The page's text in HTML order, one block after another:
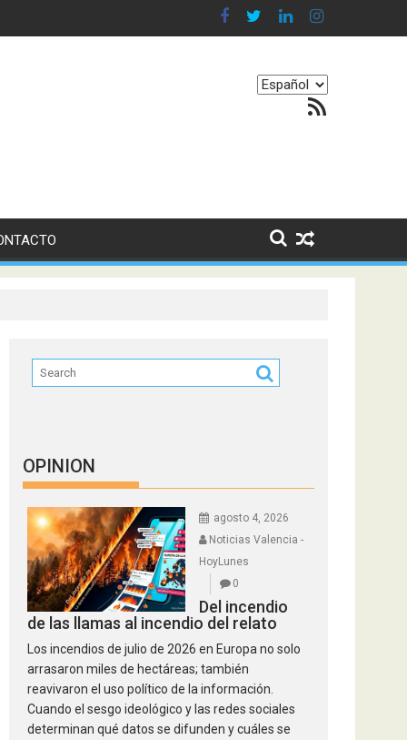
nuestro equilibrio emocional
Elegir
Feed RSS
OPINION
agosto 4, 2026
Noticias Valencia -
HoyLunes
0
Del incendio
de las llamas al incendio del relato
Los incendios de julio de 2026 en Europa no solo
arrasaron miles de hectáreas; también
reavivaron el uso político de la información.
Cuando el sesgo ideológico y las redes sociales
determinan qué datos se difunden y cuáles se